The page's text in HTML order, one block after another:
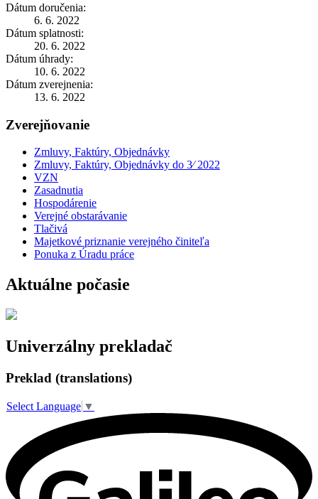
Dátum doručenia:
6. 6. 2022
Dátum splatnosti:
20. 6. 2022
Dátum úhrady:
10. 6. 2022
Dátum zverejnenia:
13. 6. 2022
Zverejňovanie
Zmluvy, Faktúry, Objednávky
Zmluvy, Faktúry, Objednávky do 3⁄ 2022
VZN
Zasadnutia
Hospodárenie
Verejné obstarávanie
Tlačivá
Majetkové priznanie verejného činiteľa
Ponuka z Úradu práce
Aktuálne počasie
Univerzálny prekladač
Preklad (translations)
Select Language ▼